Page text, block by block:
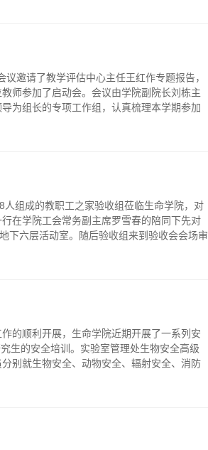
邀请了教学评估中心主任王红作专题报告，
师参加了启动会。会议由学院副院长刘栋主
为组长的专项工作组，认真梳理本学期参加
组成的教职工之家验收组莅临生命学院，对
在学院工会常务副主席罗雪春的陪同下先对
下六层活动室。随后验收组来到验收会会场审
的顺利开展，生命学院近期开展了一系列安
生的安全培训。实验室管理处生物安全高级
别就生物安全、动物安全、辐射安全、消防